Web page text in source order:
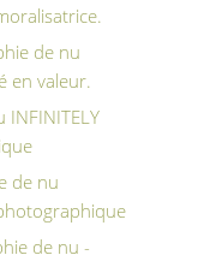
de nu
en valeur.
de nu
de nu -